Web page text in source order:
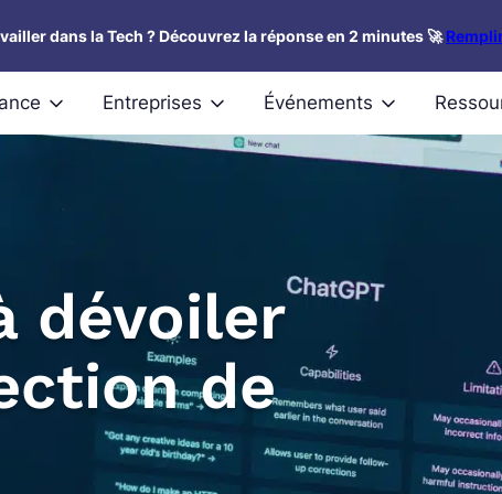
dans la Tech ? Découvrez la réponse en 2 minutes 🚀
Entreprises Événements
dévoiler
de